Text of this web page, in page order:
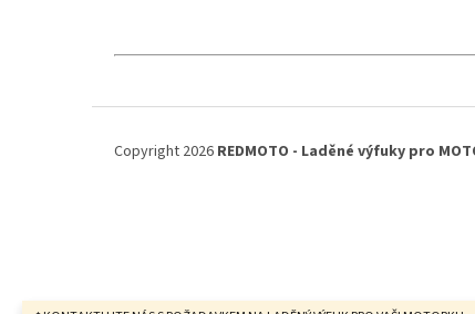
Copyright 2026 REDMOTO - Laděné výfuky pro